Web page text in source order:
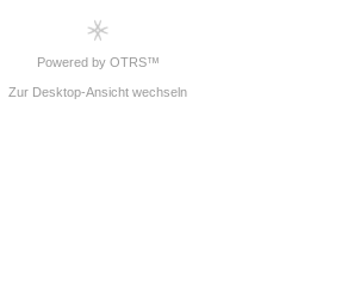
Powered by OTRS™
Zur Desktop-Ansicht wechseln